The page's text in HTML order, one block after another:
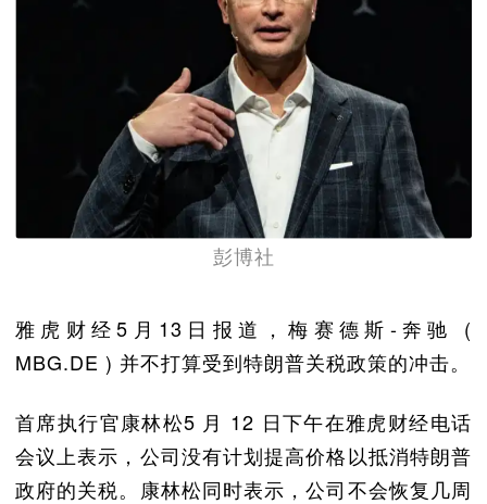
彭博社
雅虎财经5月13日报道，梅赛德斯-奔驰 (
MBG.DE ) 并不打算受到特朗普关税政策的冲击。
首席执行官康林松5 月 12 日下午在雅虎财经电话
会议上表示，公司没有计划提高价格以抵消特朗普
政府的关税。康林松同时表示，公司不会恢复几周